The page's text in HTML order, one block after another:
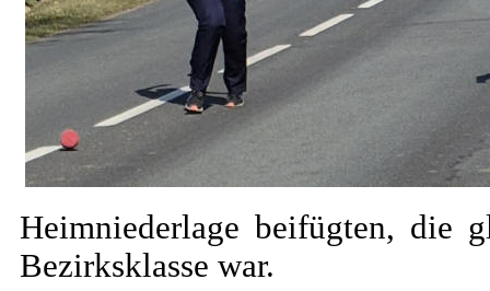
Heimniederlage beifügten, die
Bezirksklasse war.